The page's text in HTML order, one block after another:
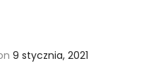
9 stycznia, 2021